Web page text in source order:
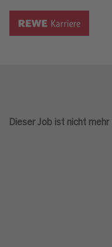
Dieser Job ist nicht